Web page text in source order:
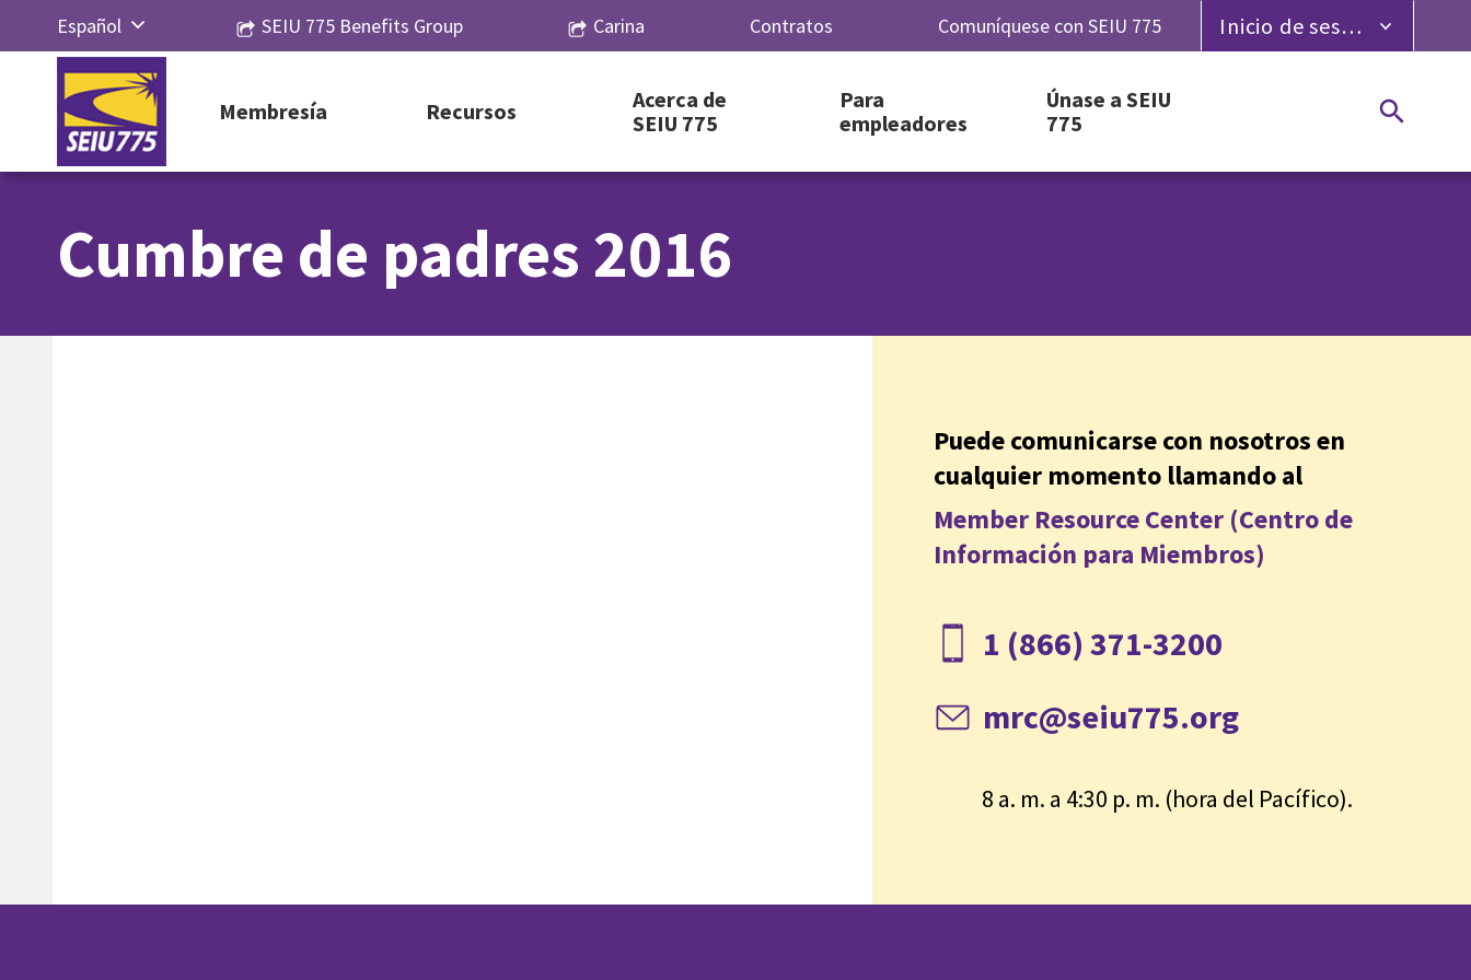
contenido
Español
Русский
简体中
文
SEIU 775 Benefits Group Carina Contratos Comuníquese con SEIU 775 Inicio de sesión para miembros
Membresía Recursos
Acerca de
SEIU 775
Para
empleadores
Únase a SEIU
775
Cumbre de padres 2016
Puede comunicarse con nosotros en
cualquier momento llamando al
Member Resource Center (Centro de
Información para Miembros)
1 (866) 371-3200
mrc@seiu775.org
8 a. m. a 4:30 p. m. (hora del Pacífico).